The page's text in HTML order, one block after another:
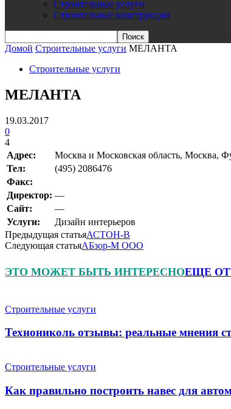
Строительные услуги
Строительные конструкции
Домой Строительные услуги МЕЛАНТА
Строительные услуги
МЕЛАНТА
19.03.2017
0
4
Адрес:
Москва и Московская область, Москва,
Teл:
(495) 2086476
Факс:
Директор: —
Сайт:
—
Услуги:
Дизайн интерьеров
Предыдущая статьяАСТОН-В
Следующая статьяАБзор-М ООО
ЭТО МОЖЕТ БЫТЬ ИНТЕРЕСНОЕЩЕ ОТ
Строительные услуги
Технониколь отзывы: реальные мнения
Строительные услуги
Как правильно построить навес для